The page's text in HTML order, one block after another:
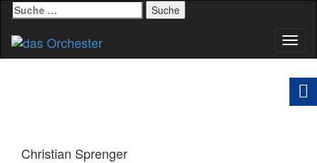
Suche
nach:
Christian Sprenger